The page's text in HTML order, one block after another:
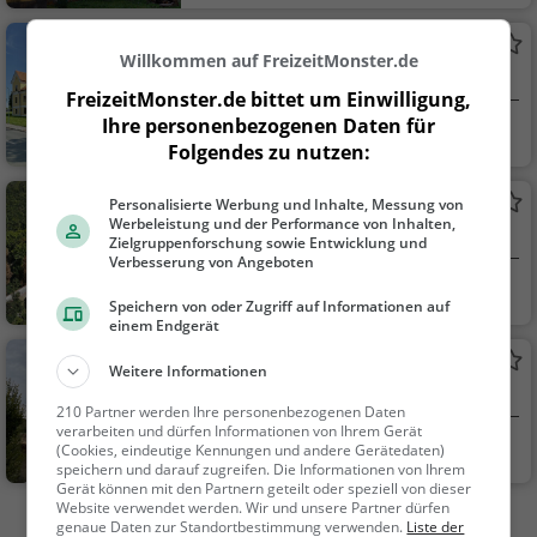
Bad Tatzmannsdor
f, Ö...
Familie & Kinder,
Sehenswürdigkeit
Burg Schlaining
Museum in Stadtschlaining
st...
Burg Schlaining
Stadtschlaining, Ö
st...
Familie & Kinder,
Sehenswürdigkeit
Mehr Aktivitäten in Bad Tatzmannsdorf finden
Willkommen auf FreizeitMonster.de
FreizeitMonster.de bittet um Einwilligung,
Ihre personenbezogenen Daten für
Folgendes zu nutzen:
Personalisierte Werbung und Inhalte, Messung von
Werbeleistung und der Performance von Inhalten,
Zielgruppenforschung sowie Entwicklung und
Verbesserung von Angeboten
Speichern von oder Zugriff auf Informationen auf
einem Endgerät
Weitere Informationen
210 Partner werden Ihre personenbezogenen Daten
verarbeiten und dürfen Informationen von Ihrem Gerät
(Cookies, eindeutige Kennungen und andere Gerätedaten)
speichern und darauf zugreifen. Die Informationen von Ihrem
Gerät können mit den Partnern geteilt oder speziell von dieser
Website verwendet werden. Wir und unsere Partner dürfen
genaue Daten zur Standortbestimmung verwenden. Liste der